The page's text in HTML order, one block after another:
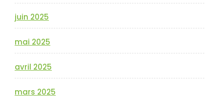
juin 2025
mai 2025
avril 2025
mars 2025